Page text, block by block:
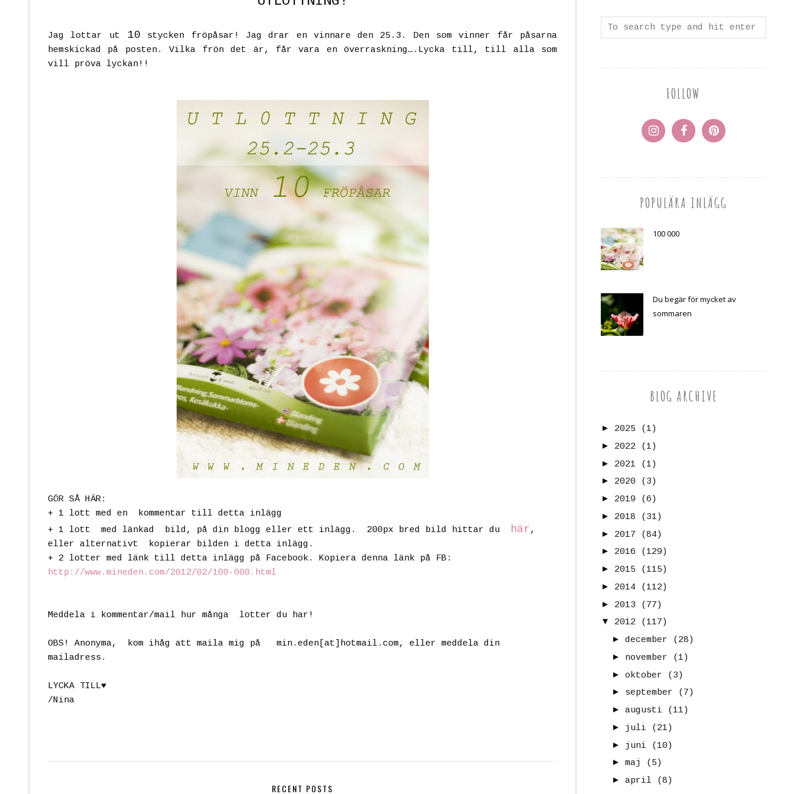
Jag lottar ut 10 stycken fröpåsar! Jag drar en vinnare den 25.3. Den som vinner får påsarna
hemskickad på posten. Vilka frön det är, får vara en överraskning….Lycka till, till alla som
vill pröva lyckan!!
GÖR SÅ HÄR:
+ 1 lott med en kommentar till detta inlägg
+ 1 lott med länkad bild, på din blogg eller ett inlägg. 200px bred bild hittar du här,
eller alternativt kopierar bilden i detta inlägg.
+ 2 lotter med länk till detta inlägg på Facebook. Kopiera denna länk på FB:
http://www.mineden.com/2012/02/100-000.html
Meddela i kommentar/mail hur många lotter du har!
OBS! Anonyma, kom ihåg att maila mig på min.eden[at]hotmail.com, eller meddela din
mailadress.
LYCKA TILL♥
/Nina
RECENT POSTS
FOLLOW
POPULÄRA INLÄGG
100 000
Du begär för mycket av
sommaren
BLOG ARCHIVE
► 2025
(1)
► 2022
(1)
► 2021
(1)
► 2020
(3)
► 2019
(6)
► 2018
(31)
► 2017
(84)
► 2016
(129)
► 2015
(115)
► 2014
(112)
► 2013
(77)
▼
2012
(117)
► december
(28)
► november
(1)
► oktober
(3)
► september
(7)
► augusti
(11)
► juli
(21)
► juni
(10)
► maj
(5)
► april
(8)